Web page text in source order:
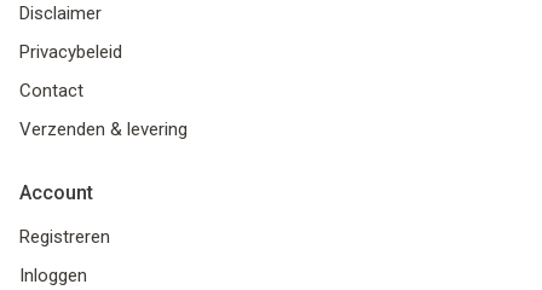
Disclaimer
Privacybeleid
Contact
Verzenden & levering
Account
Registreren
Inloggen